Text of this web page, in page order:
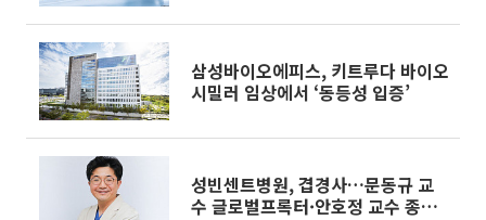
삼성바이오에피스, 키트루다 바이오
시밀러 임상에서 ‘동등성 입증’
성빈센트병원, 겹경사…문동규 교
수 글로벌프록터·안호정 교수 종양